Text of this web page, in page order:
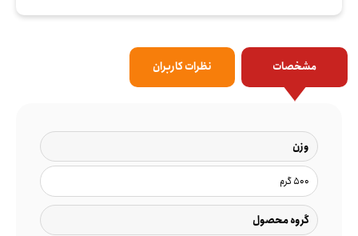
مشخصات نظرات کاربران
وزن
500 گرم
گروه محصول